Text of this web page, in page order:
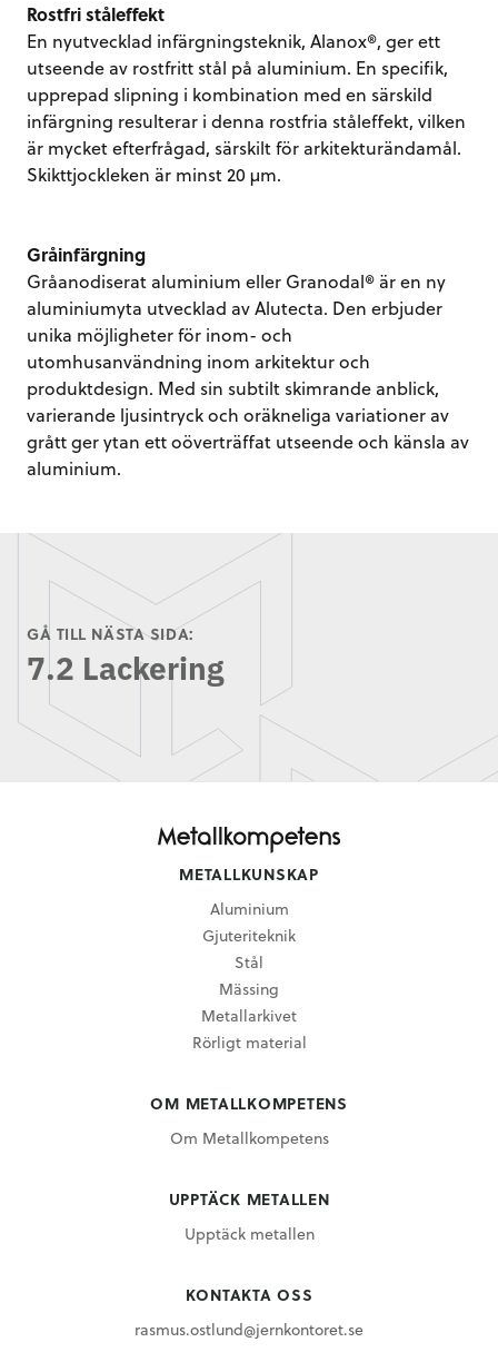
Rostfri ståleffekt
En nyutvecklad infärgningsteknik, Alanox®, ger ett
utseende av rostfritt stål på aluminium. En specifik,
upprepad slipning i kombination med en särskild
infärgning resulterar i denna rostfria ståleffekt, vilken
är mycket efterfrågad, särskilt för arkitekturändamål.
Skikttjockleken är minst 20 µm.
Gråinfärgning
Gråanodiserat aluminium eller Granodal® är en ny
aluminiumyta utvecklad av Alutecta. Den erbjuder
unika möjligheter för inom- och
utomhusanvändning inom arkitektur och
produktdesign. Med sin subtilt skimrande anblick,
varierande ljusintryck och oräkneliga variationer av
grått ger ytan ett oöverträffat utseende och känsla av
aluminium.
GÅ TILL NÄSTA SIDA:
7.2 Lackering
METALLKUNSKAP
Aluminium
Gjuteriteknik
Stål
Mässing
Metallarkivet
Rörligt material
OM METALLKOMPETENS
Om Metallkompetens
UPPTÄCK METALLEN
Upptäck metallen
KONTAKTA OSS
rasmus.ostlund@jernkontoret.se